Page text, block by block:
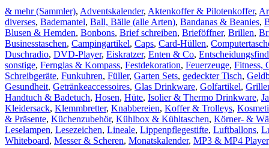
& mehr (Sammler), Adventskalender, Aktenkoffer & Pilotenkoffer,
diverses, Bademantel, Ball, Bälle (alle Arten), Bandanas & Beanies,
Blusen & Hemden, Bonbons, Brief schreiben, Brieföffner, Brillen,
Businesstaschen, Campingartikel, Caps, Card-Hüllen,
Duschradio, DVD-Player, Eiskratzer, Enten & Co,
sonstige, Fernglas & Kompass, Festdekoration, Feuerzeuge, Fitness,
Schreibgeräte, Funkuhren, Füller, Garten Sets, gedeckter Tisch,
Gesundheit, Getränkeaccessoires, Glas Drinkware, Golfartikel,
Handtuch & Badetuch, Hosen, Hüte, Isolier & Thermo Drinkware,
Kleidersack, Klemmbretter, Knabbereien, Koffer & Trolleys,
& Präsente, Küchenzubehör, Kühlbox & Kühltaschen, Körner- &
Leselampen, Lesezeichen, Lineale, Lippenpflegestifte, Luftballons,
Whiteboard, Messer & Scheren, Monatskalender, MP3 & MP4 Player